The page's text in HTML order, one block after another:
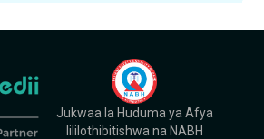
Jukwaa la Huduma ya Afya
lililothibitishwa na NABH